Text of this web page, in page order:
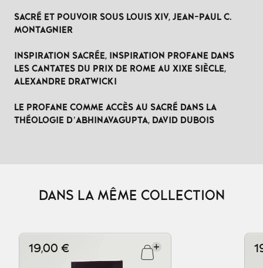
SACRÉ ET POUVOIR SOUS LOUIS XIV, JEAN-PAUL C.
MONTAGNIER
INSPIRATION SACRÉE, INSPIRATION PROFANE DANS
LES CANTATES DU PRIX DE ROME AU XIXE SIÈCLE,
ALEXANDRE DRATWICKI
LE PROFANE COMME ACCÈS AU SACRÉ DANS LA
THÉOLOGIE D’ABHINAVAGUPTA, DAVID DUBOIS
DANS LA MÊME COLLECTION
19,00 €
Ajouter au panier